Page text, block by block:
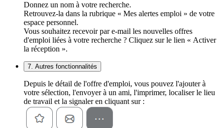
Donnez un nom à votre recherche.
Retrouvez-la dans la rubrique « Mes alertes emploi » de votre
espace personnel.
Vous souhaitez recevoir par e-mail les nouvelles offres
d'emploi liées à votre recherche ? Cliquez sur le lien « Activer
la réception ».
7. Autres fonctionnalités
Depuis le détail de l'offre d'emploi, vous pouvez l'ajouter à
votre sélection, l'envoyer à un ami, l'imprimer, localiser le lieu
de travail et la signaler en cliquant sur :